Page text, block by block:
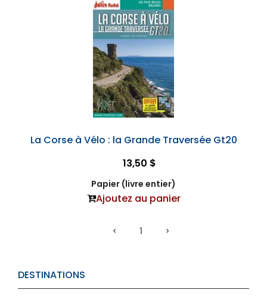
DESTINATIONS
La Corse à Vélo : la Grande Traversée Gt20
13,50 $
Papier (livre entier)
Ajoutez au panier
1